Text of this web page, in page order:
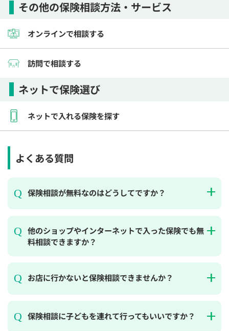
その他の保険相談方法・サービス
オンラインで相談する
訪問で相談する
ネットで保険選び
ネットで入れる保険を探す
よくある質問
保険相談が無料なのはどうしてですか？
他のショップやインターネットで入った保険でも無
料相談できますか？
お店に行かないと保険相談できませんか？
保険相談に子どもを連れて行ってもいいですか？